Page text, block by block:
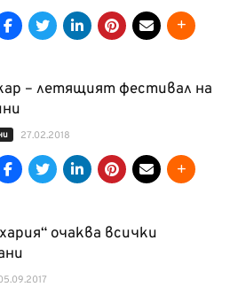
– летящият фестивал на
27.02.2018
очаква всички